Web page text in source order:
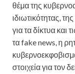
θέμα της
ιδιωτικότητας,
για τα δίκτυα και
τα fake news, η
στοιχεία για τον